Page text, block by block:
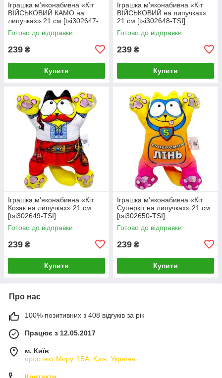
Іграшка м’яконабивна «Кіт
ВІЙСЬКОВИЙ КАМО на
липучках» 21 см [tsi302647-
TSI]
Готово до відправки
239 ₴
Купити
Іграшка м’яконабивна «Кіт
ВІЙСЬКОВИЙ на липучках»
21 см [tsi302648-TSI]
Готово до відправки
239 ₴
Купити
Іграшка м’яконабивна «Кіт
Козак на липучках» 21 см
[tsi302649-TSI]
Готово до відправки
239 ₴
Купити
Іграшка м’яконабивна «Кіт
Суперкіт на липучках» 21 см
[tsi302650-TSI]
Готово до відправки
239 ₴
Купити
Про нас
100% позитивних з 408 відгуків за рік
Працює з 12.05.2017
м. Київ
проспект Миру, 15А, Київ, Україна